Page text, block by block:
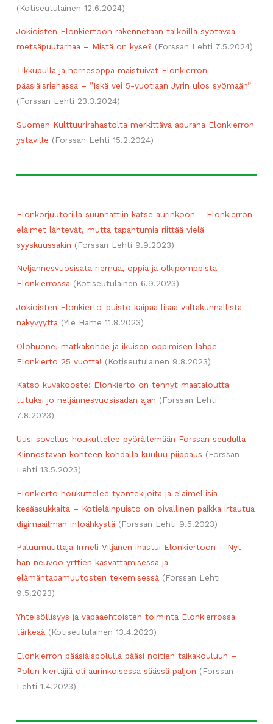
(Kotiseutulainen 12.6.2024)
Jokioisten Elonkiertoon rakennetaan talkoilla syötävää
metsäpuutarhaa – Mistä on kyse? (Forssan Lehti 7.5.2024)
Tikkupulla ja hernesoppa maistuivat Elonkierron
pääsiäisriehassa – ”Iskä vei 5-​vuotiaan Jyrin ulos syömään”
(Forssan Lehti 23.3.2024)
Suomen Kulttuurirahastolta merkittävä apuraha Elonkierron
ystäville (Forssan Lehti 15.2.2024)
Elonkorjuutorilla suunnattiin katse aurinkoon – Elonkierron
eläimet lähtevät, mutta tapahtumia riittää vielä
syyskuussakin (Forssan Lehti 9.9.2023)
Neljännesvuosisata riemua, oppia ja olkipomppista
Elonkierrossa (Kotiseutulainen 6.9.2023)
Jokioisten Elonkierto-puisto kaipaa lisää valtakunnallista
näkyvyyttä (Yle Häme 11.8.2023)
Olohuone, matkakohde ja ikuisen oppimisen lähde –
Elonkierto 25 vuotta! (Kotiseutulainen 9.8.2023)
Katso kuvakooste: Elonkierto on tehnyt maataloutta
tutuksi jo neljännesvuosisadan ajan (Forssan Lehti
7.8.2023)
Uusi sovellus houkuttelee pyöräilemään Forssan seudulla –
Kiinnostavan kohteen kohdalla kuuluu piippaus (Forssan
Lehti 13.5.2023)
Elonkierto houkuttelee työntekijöitä ja eläimellisiä
kesäasukkaita – Kotieläinpuisto on oivallinen paikka irtautua
digimaailman infoähkystä (Forssan Lehti 9.5.2023)
Paluumuuttaja Irmeli Viljanen ihastui Elonkiertoon – Nyt
hän neuvoo yrttien kasvattamisessa ja
elämäntapamuutosten tekemisessä (Forssan Lehti
9.5.2023)
Yhteisöllisyys ja vapaaehtoisten toiminta Elonkierrossa
tärkeää (Kotiseutulainen 13.4.2023)
Elonkierron pääsiäispolulla pääsi noitien taikakouluun –
Polun kiertäjiä oli aurinkoisessa säässä paljon (Forssan
Lehti 1.4.2023)